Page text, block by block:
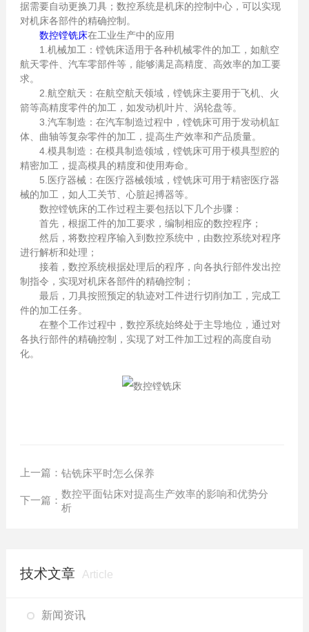
据需要自动更换刀具；数控系统是机床的控制中心，可以实现
对机床各部件的精确控制。
数控镗铣床在工业生产中的应用
1.机械加工：镗铣床适用于各种机械零件的加工，如航空
航天零件、汽车零部件等，能够满足高精度、高效率的加工要
求。
2.航空航天：在航空航天领域，镗铣床主要用于飞机、火
箭等高精度零件的加工，如发动机叶片、涡轮盘等。
3.汽车制造：在汽车制造过程中，镗铣床可用于发动机缸
体、曲轴等复杂零件的加工，提高生产效率和产品质量。
4.模具制造：在模具制造领域，镗铣床可用于模具型腔的
精密加工，提高模具的精度和使用寿命。
5.医疗器械：在医疗器械领域，镗铣床可用于精密医疗器
械的加工，如人工关节、心脏起搏器等。
数控镗铣床的工作过程主要包括以下几个步骤：
首先，根据工件的加工要求，编制相应的数控程序；
然后，将数控程序输入到数控系统中，由数控系统对程序
进行解析和处理；
接着，数控系统根据处理后的程序，向各执行部件发出控
制指令，实现对机床各部件的精确控制；
最后，刀具按照预定的轨迹对工件进行切削加工，完成工
件的加工任务。
在整个工作过程中，数控系统始终处于主导地位，通过对
各执行部件的精确控制，实现了对工件加工过程的高度自动
化。
上一篇： 钻铣床平时怎么保养
下一篇：
数控平面钻床对提高生产效率的影响和优势分
析
技术文章 Article
新闻资讯